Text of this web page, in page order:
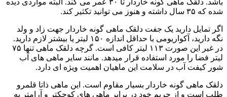
شده که ۳۵ سال داشته و هنوز می توانید تکثیر کند.
اگر تمایل دارید یک جفت دلقک ماهی گونه خاردار جهت زاد و ولد
نگه دارید، آکواریومی با حداقل اندازه ۱۵۰ لیتر یا بیشتر لازم دارید.
در غیر این صورت ۱۱۳ لیتر کافی است. گرچه دلقک ماهی تنها ۷۵
لیتر فضا را مورد استفاده قرار میدهد. مانند سایر ماهی های آب
شور کیفت آب در سلامت این ماهیان اهمیت ویژه ای دارد.
دلقک ماهی گونه خاردار بسیار مقاوم است. این ماهی ذاتا قلمرو
طلب است و از حریم خود در برابر ماهی های کوچکتر و آرامتر به